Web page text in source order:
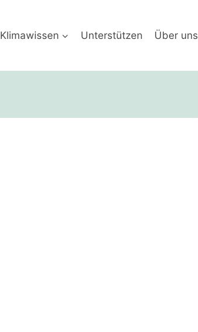
Klimawissen Unterstützen Über uns